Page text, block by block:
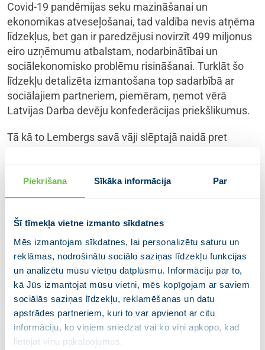
Piekrišana Sīkāka informācija Par
Šī tīmekļa vietne izmanto sīkdatnes
Mēs izmantojam sīkdatnes, lai personalizētu saturu un
reklāmas, nodrošinātu sociālo saziņas līdzekļu funkcijas
un analizētu mūsu vietņu datplūsmu. Informāciju par to,
kā Jūs izmantojat mūsu vietni, mēs kopīgojam ar saviem
sociālās saziņas līdzekļu, reklamēšanas un datu
apstrādes partneriem, kuri to var apvienot ar citu
informāciju, ko viņiem sniedzat vai ko viņi apkopo, kad
lietojat viņu pakalpojumus.
Covid-19 pandēmijas seku mazināšanai un
ekonomikas atveseļošanai, tad valdība nevis atņēma
līdzekļus, bet gan ir paredzējusi novirzīt 499 miljonus
eiro uzņēmumu atbalstam, nodarbinātībai un
sociālekonomisko problēmu risināšanai. Turklāt šo
līdzekļu detalizēta izmantošana top sadarbībā ar
sociālajiem partneriem, piemēram, ņemot vērā
Latvijas Darba devēju konfederācijas priekšlikumus.
Tā kā to Lembergs savā vāji slēptajā naidā pret
jāvērš uzmanību uz to, ka Ministru kabinets
pietiekami detalizēti un pārskatāmos griezumos ir
parādījis šo 500 miljonu ES fondu līdzekļu pārdali gan
pilnveides pasākumiem, gan uzņēmējdarbībai –
darbības pārorientācijai, nodarbinātības un
uzņēmējdarbības veicināšanai reģionos, vietējam
pasūtījumam un pieprasījumam, eksporta
veicināšanai, uzņēmumu modernizācijai un to
starptautiskajai konkurētspējai, pētniecības,
attīstības un produktivitātes izaugsmei, gan arī
novirzot ES fondu finansējumu prioritāri valsts
pasūtījumu un publiskās infrastruktūras projektiem